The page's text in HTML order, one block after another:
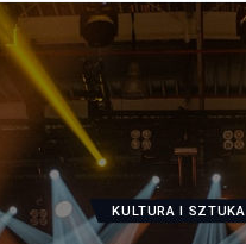
KULTURA I SZTUKA